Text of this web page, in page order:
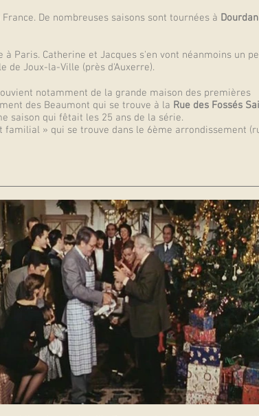
De nombreuses saisons sont tournées à Dourdan
Paris. Catherine et Jacques s'en vont néanmoins un
de Joux-la-Ville (près d'Auxerre).
notamment de la grande maison des premières
des Beaumont qui se trouve à la Rue des Fossés
saison qui fêtait les 25 ans de la série.
» qui se trouve dans le 6ème arrondissement